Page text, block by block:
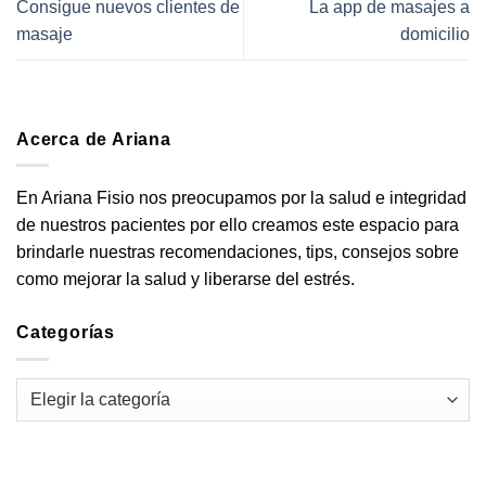
Consigue nuevos clientes de
masaje
La app de masajes a
domicilio
Acerca de Ariana
En Ariana Fisio nos preocupamos por la salud e integridad
de nuestros pacientes por ello creamos este espacio para
brindarle nuestras recomendaciones, tips, consejos sobre
como mejorar la salud y liberarse del estrés.
Categorías
Categorías